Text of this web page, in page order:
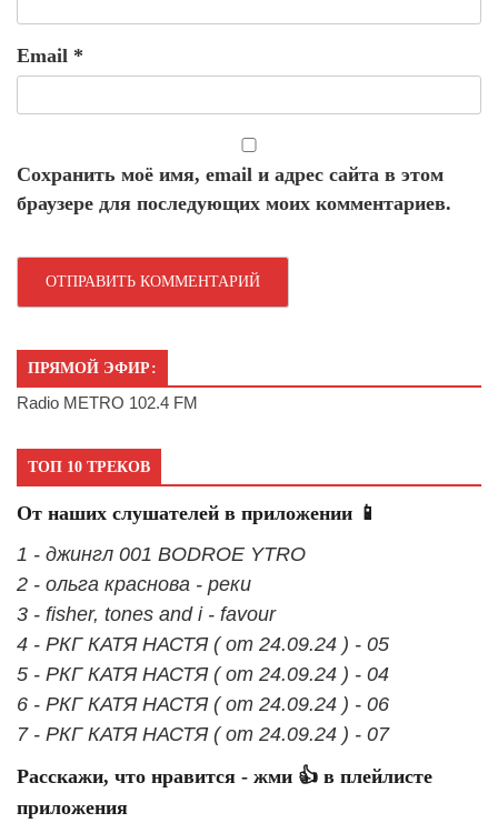
Email *
Сохранить моё имя, email и адрес сайта в этом
браузере для последующих моих комментариев.
ПРЯМОЙ ЭФИР:
Radio METRO 102.4 FM
ТОП 10 ТРЕКОВ
От наших слушателей в приложении 📱
1 - джингл 001 BODROE YTRO
2 - ольга краснова - реки
3 - fisher, tones and i - favour
4 - РКГ КАТЯ НАСТЯ ( от 24.09.24 ) - 05
5 - РКГ КАТЯ НАСТЯ ( от 24.09.24 ) - 04
6 - РКГ КАТЯ НАСТЯ ( от 24.09.24 ) - 06
7 - РКГ КАТЯ НАСТЯ ( от 24.09.24 ) - 07
Расскажи, что нравится - жми 👍 в плейлисте
приложения